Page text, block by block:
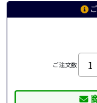
ご注文数